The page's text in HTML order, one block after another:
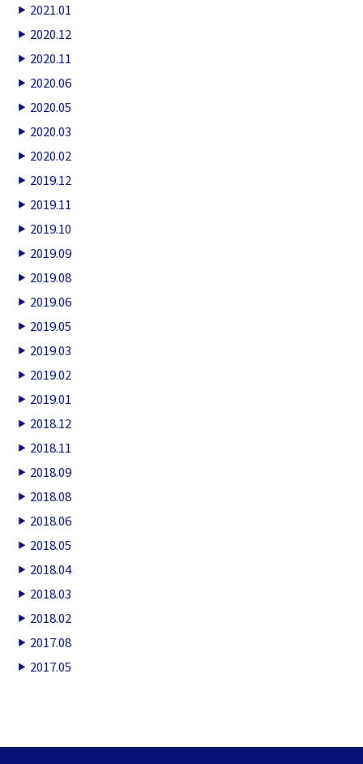
2021.01
2020.12
2020.11
2020.06
2020.05
2020.03
2020.02
2019.12
2019.11
2019.10
2019.09
2019.08
2019.06
2019.05
2019.03
2019.02
2019.01
2018.12
2018.11
2018.09
2018.08
2018.06
2018.05
2018.04
2018.03
2018.02
2017.08
2017.05